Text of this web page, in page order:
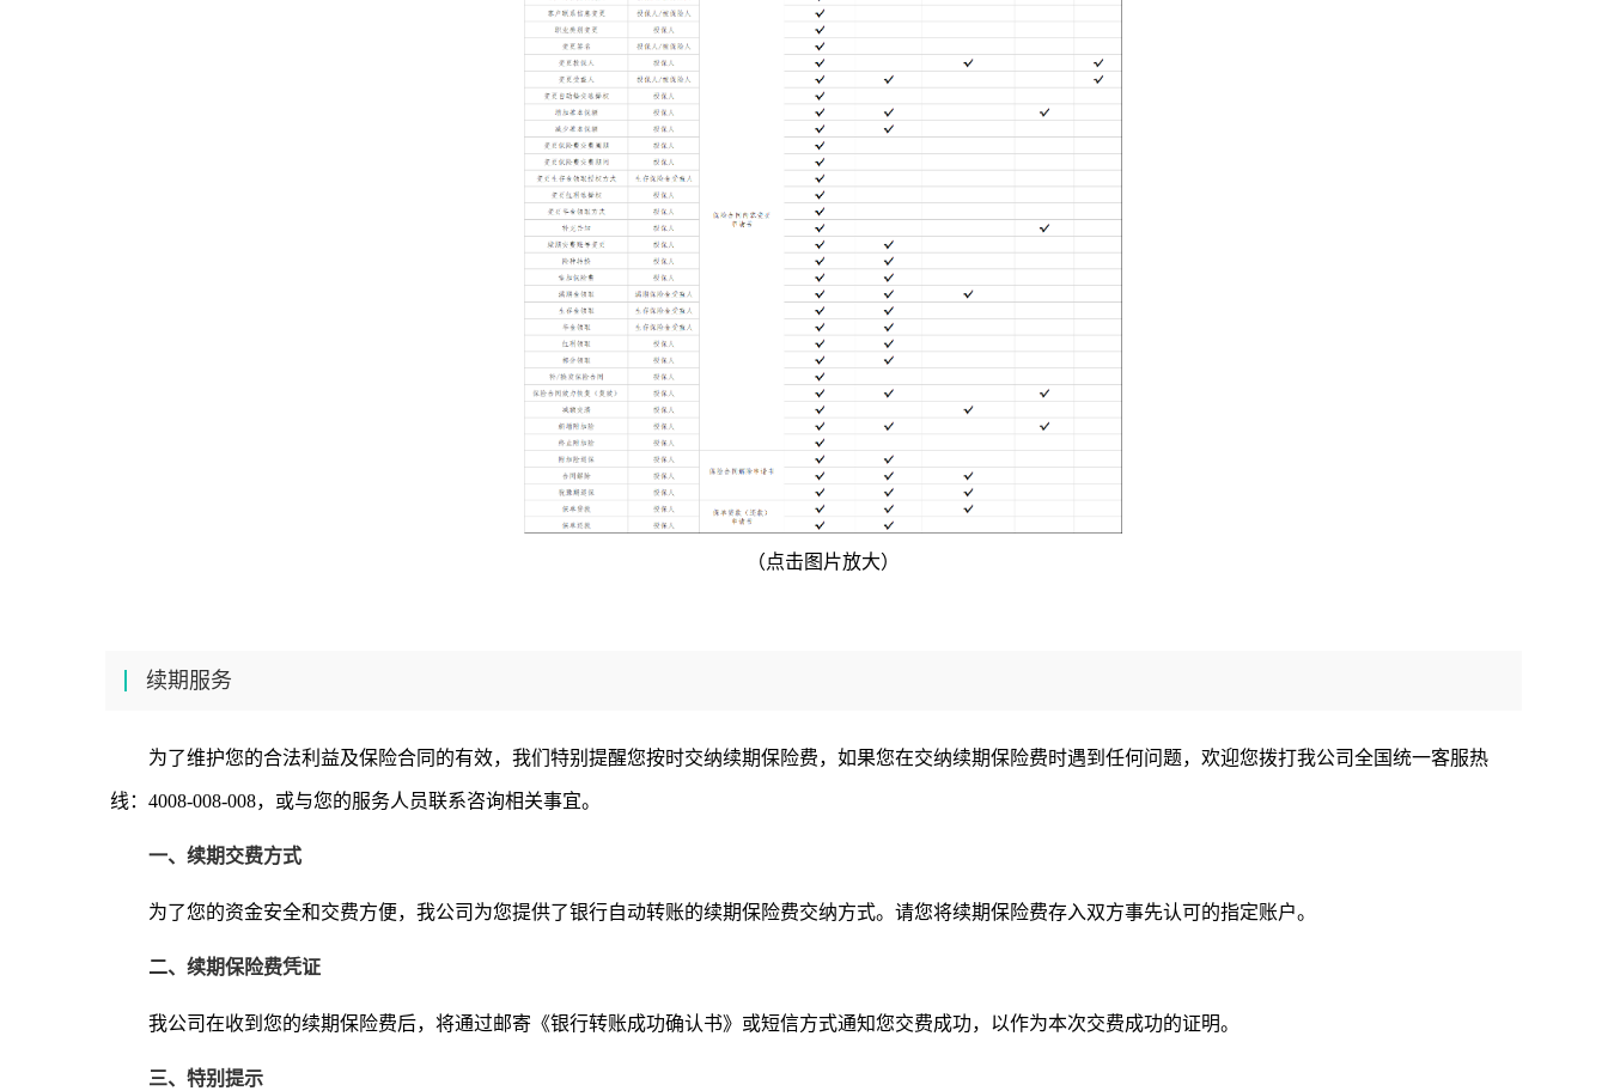
（点击图片放大）
续期服务
为了维护您的合法利益及保险合同的有效，我们特别提醒您按时交纳续期保险费，如果您在交纳续期保险费时遇到任何问题，欢迎您拨打我公司全国统一客服热
线：4008-008-008，或与您的服务人员联系咨询相关事宜。
一、续期交费方式
为了您的资金安全和交费方便，我公司为您提供了银行自动转账的续期保险费交纳方式。请您将续期保险费存入双方事先认可的指定账户。
二、续期保险费凭证
我公司在收到您的续期保险费后，将通过邮寄《银行转账成功确认书》或短信方式通知您交费成功，以作为本次交费成功的证明。
三、特别提示